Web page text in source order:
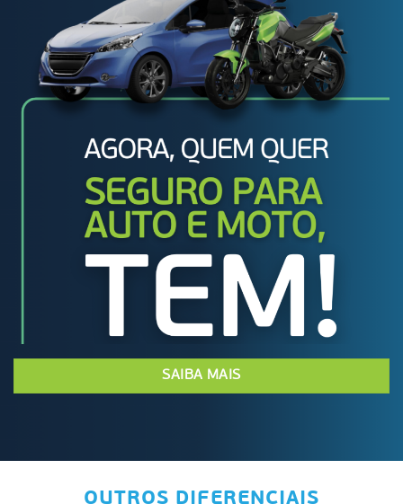
SAIBA MAIS
OUTROS DIFERENCIAIS